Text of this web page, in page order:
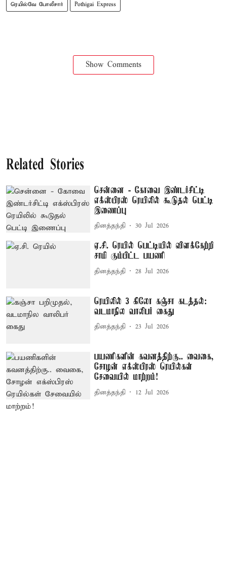
ரெயில்வே போலீசார் Pothigai Express
Show Comments
Related Stories
சென்னை - கோவை இண்டர்சிட்டி
எக்ஸ்பிரஸ் ரெயிலில் கூடுதல் பெட்டி
இணைப்பு
தினத்தந்தி 30 Jul 2026
ஏ.சி. ரெயில் பெட்டியில் விளக்கேற்றி
சாமி கும்பிட்ட பயணி
தினத்தந்தி 28 Jul 2026
ரெயிலில் 3 கிலோ கஞ்சா கடத்தல்:
வடமாநில வாலிபர் கைது
தினத்தந்தி 23 Jul 2026
பயணிகளின் கவனத்திற்கு.. வைகை,
சோழன் எக்ஸ்பிரஸ் ரெயில்கள்
சேவையில் மாற்றம்!
தினத்தந்தி 12 Jul 2026